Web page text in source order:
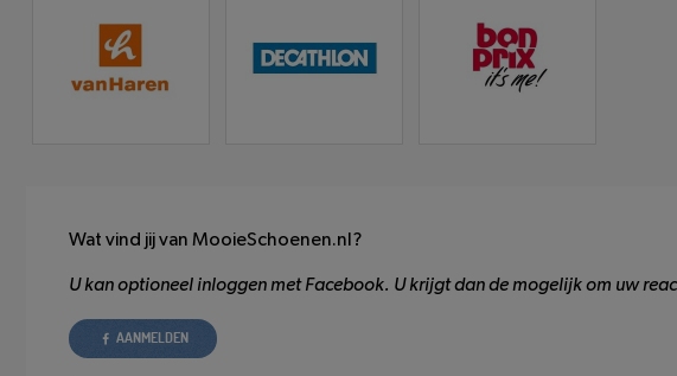
Wat vind jij van MooieSchoenen.nl?
U kan optioneel inloggen met Facebook. U krijgt dan de mogelijk om uw
AANMELDEN